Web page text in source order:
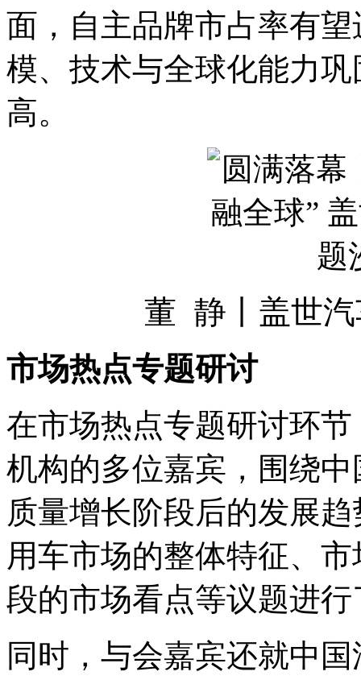
面，自主品牌市占率有
模、技术与全球化能力
高。
董 静丨盖世
市场热点专题研讨
在市场热点专题研讨环
机构的多位嘉宾，围绕
质量增长阶段后的发展
用车市场的整体特征、
段的市场看点等议题进
同时，与会嘉宾还就中